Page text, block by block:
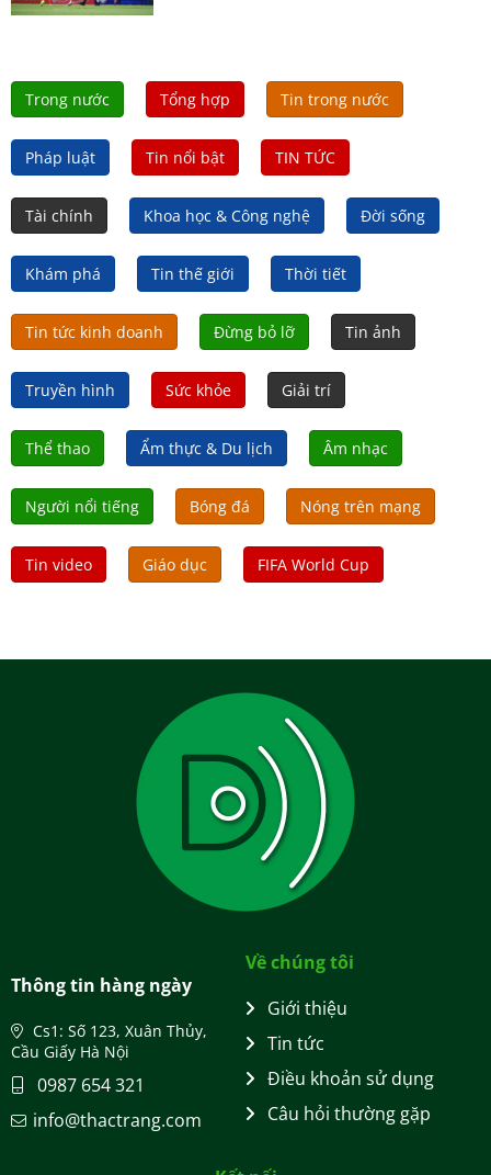
Trong nước Tổng hợp Tin trong nước
Pháp luật Tin nổi bật TIN TỨC
Tài chính Khoa học & Công nghệ Đời sống
Khám phá Tin thế giới Thời tiết
Tin tức kinh doanh Đừng bỏ lỡ Tin ảnh
Truyền hình Sức khỏe Giải trí
Thể thao Ẩm thực & Du lịch Âm nhạc
Người nổi tiếng Bóng đá Nóng trên mạng
Tin video Giáo dục FIFA World Cup
Thông tin hàng ngày
Cs1: Số 123, Xuân Thủy,
Cầu Giấy Hà Nội
0987 654 321
info@thactrang.com
Về chúng tôi
Giới thiệu
Tin tức
Điều khoản sử dụng
Câu hỏi thường gặp